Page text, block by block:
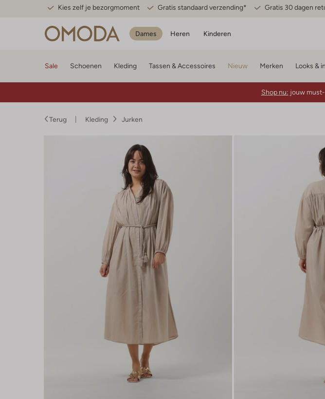
Kies zelf je bezorgmoment Gratis standaard verzending* Gratis 30 dagen
Dames Heren Kinderen
Sale Schoenen Kleding Tassen & Accessoires Nieuw Merken Looks &
Shop nu: jouw
Terug Kleding Jurken